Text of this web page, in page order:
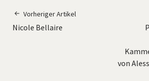
Vorheriger Artikel
Nicole Bellaire
von